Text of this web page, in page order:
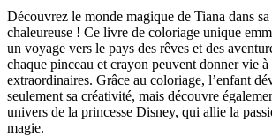
Découvrez le monde magique de Tiana dans
chaleureuse ! Ce livre de coloriage unique
un voyage vers le pays des rêves et des
chaque pinceau et crayon peuvent donner vie à
extraordinaires. Grâce au coloriage, l’enfant
seulement sa créativité, mais découvre
univers de la princesse Disney, qui allie la
magie.